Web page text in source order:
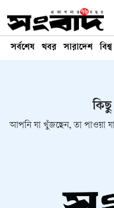
সর্বশেষ খবর সারাদেশ বিশ্ব
কিছু
আপনি যা খুঁজছেন, তা পাওয়া